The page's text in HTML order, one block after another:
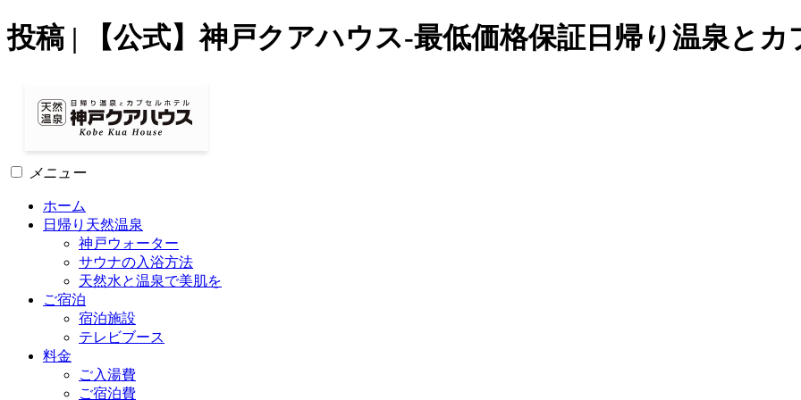
投稿 | 【公式】神戸クアハウス-最低価格保証日帰り温泉と
メニュー
ホーム
日帰り天然温泉
神戸ウォーター
サウナの入浴方法
天然水と温泉で美肌を
ご宿泊
宿泊施設
テレビブース
料金
ご入湯費
ご宿泊費